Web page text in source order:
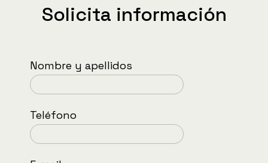
Solicita información
Nombre y apellidos
Teléfono